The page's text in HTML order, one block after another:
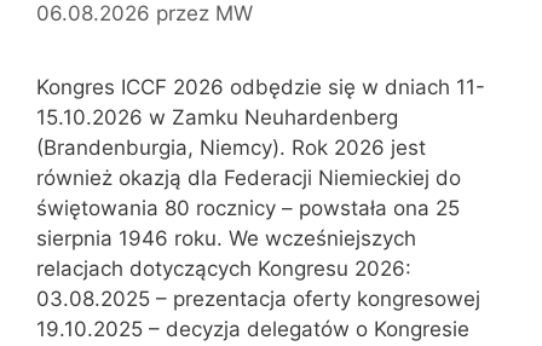
06.08.2026 przez MW
Kongres ICCF 2026 odbędzie się w dniach 11-
15.10.2026 w Zamku Neuhardenberg
(Brandenburgia, Niemcy). Rok 2026 jest
również okazją dla Federacji Niemieckiej do
świętowania 80 rocznicy – powstała ona 25
sierpnia 1946 roku. We wcześniejszych
relacjach dotyczących Kongresu 2026:
03.08.2025 – prezentacja oferty kongresowej
19.10.2025 – decyzja delegatów o Kongresie